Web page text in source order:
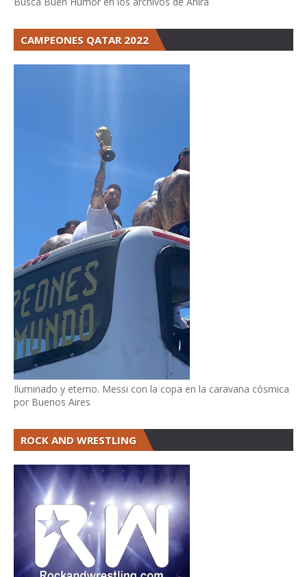
CAMPEONES QATAR 2022
Iluminado y eterno. Messi con la copa en la caravana cósmica
por Buenos Aires
ROCK AND WRESTLING